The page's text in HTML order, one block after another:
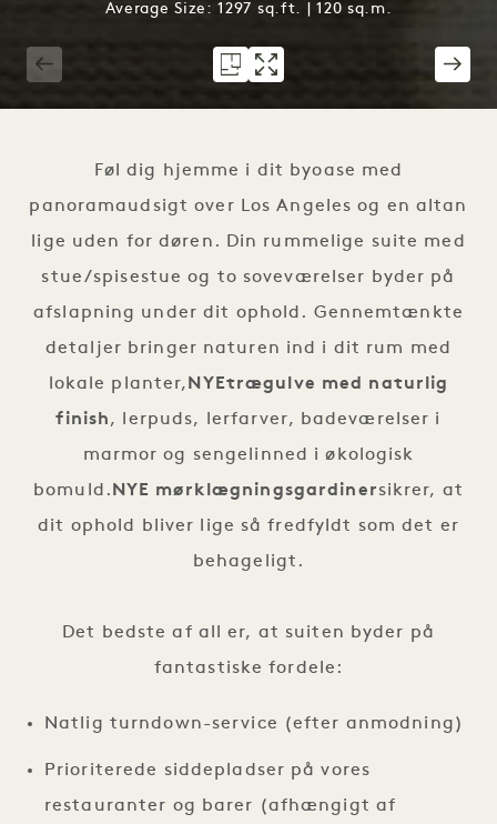
Average Size: 1297 sq.ft. | 120 sq.m.
Føl dig hjemme i dit byoase med
panoramaudsigt over Los Angeles og en altan
lige uden for døren. Din rummelige suite med
stue/spisestue og to soveværelser byder på
afslapning under dit ophold. Gennemtænkte
detaljer bringer naturen ind i dit rum med
lokale planter, NYEtrægulve med naturlig
finish, lerpuds, lerfarver, badeværelser i
marmor og sengelinned i økologisk
bomuld. NYE mørklægningsgardinersikrer, at
dit ophold bliver lige så fredfyldt som det er
behageligt.
Det bedste af all er, at suiten byder på
fantastiske fordele:
Natlig turndown-service (efter anmodning)
Prioriterede siddepladser på vores
restauranter og barer (afhængigt af